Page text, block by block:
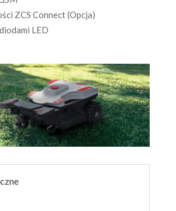
ZCS Connect (Opcja)
LED